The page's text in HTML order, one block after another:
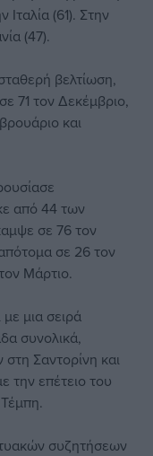
Ιταλία (61). Στην
(47).
βελτίωση,
71 τον Δεκέμβριο,
και
από 44 των
σε 76 τον
σε 26 τον
Μάρτιο.
μια σειρά
συνολικά,
Σαντορίνη και
την επέτειο του
συζητήσεων